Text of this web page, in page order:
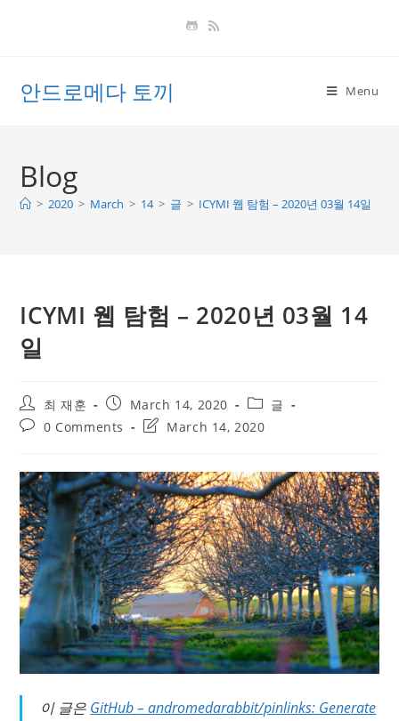
안드로메다 토끼 Menu
Blog
> 2020 > March > 14 > 글 > ICYMI 웹 탐험 – 2020년 03월 14일
ICYMI 웹 탐험 – 2020년 03월 14
일
Post
author:
최 재훈
Post
published:
March 14, 2020
Post
category:
글
Post0 Comments
PostMarch 14, 2020
이 글은 GitHub – andromedarabbit/pinlinks: Generate